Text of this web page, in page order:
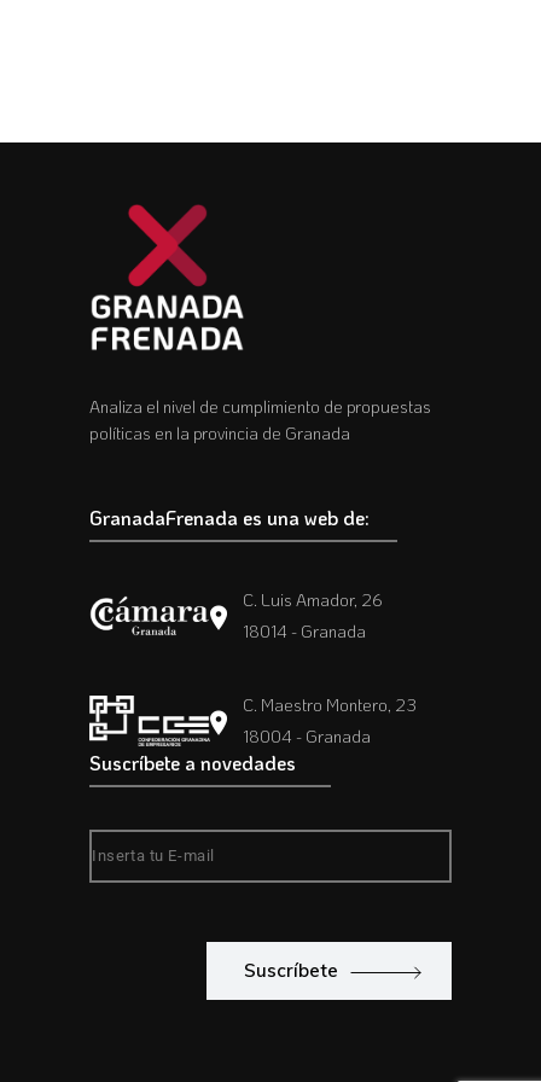
Analiza el nivel de cumplimiento de propuestas
políticas en la provincia de Granada
GranadaFrenada es una web de:
C. Luis Amador, 26
18014 - Granada
C. Maestro Montero, 23
18004 - Granada
Suscríbete a novedades
Suscríbete